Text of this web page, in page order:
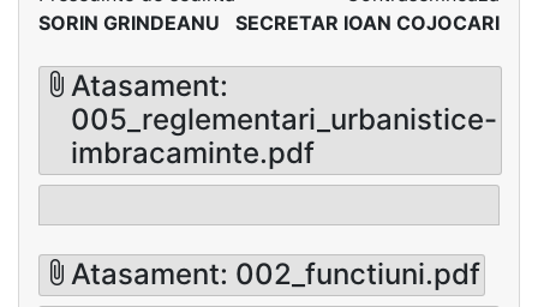
SORIN GRINDEANU
SECRETAR IOAN COJOCARI
Atasament:
005_reglementari_urbanistice-
imbracaminte.pdf
Atasament: 002_functiuni.pdf